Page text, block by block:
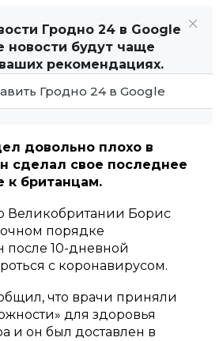
Гродно 24 в Google
новости будут чаще
рекомендациях.
Гродно 24 в Google
довольно плохо в
сделал свое последнее
к британцам.
Великобритании Борис
порядке
после 10-дневной
с коронавирусом.
что врачи приняли
для здоровья
и он был доставлен в